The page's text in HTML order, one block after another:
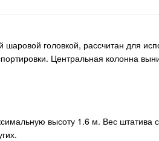
головкой, рассчитан для
Центральная колонна
высоту 1.6 м. Вес штатива